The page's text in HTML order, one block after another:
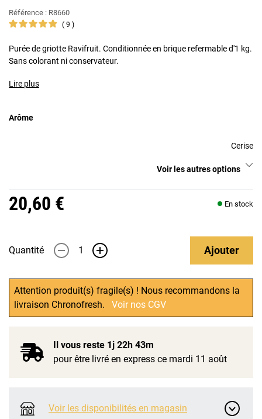
Référence : R8660
9
Purée de griotte Ravifruit. Conditionnée en brique refermable d'1 kg.
Sans colorant ni conservateur.
Lire plus
Arôme
Cerise
Voir les autres options
20,60 € En stock
Quantité - + Ajouter
Attention produit(s) fragile(s) ! Nous recommandons la
livraison Chronofresh.
Voir nos CGV
Il vous reste 1j 22h 43m
pour être livré en express ce mardi 11 août
Voir les disponibilités en magasin